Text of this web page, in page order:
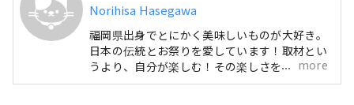
니다. 또, 난공불락의 성이라고 불리며, 나라 지정 사적
접할 수도 있는 지역이 되고 있습니다. 구주 꽃 공원에서
계절의 꽃들과 웅대한 자연을 체험한 후, 인근 지역에서
Norihisa Hasegawa
福岡県出身でとにかく美味しいものが大好き。
日本の伝統とお祭りを愛しています！取材とい
うより、自分が楽しむ！その楽しさを伝えるこ
とに全力投球。
more